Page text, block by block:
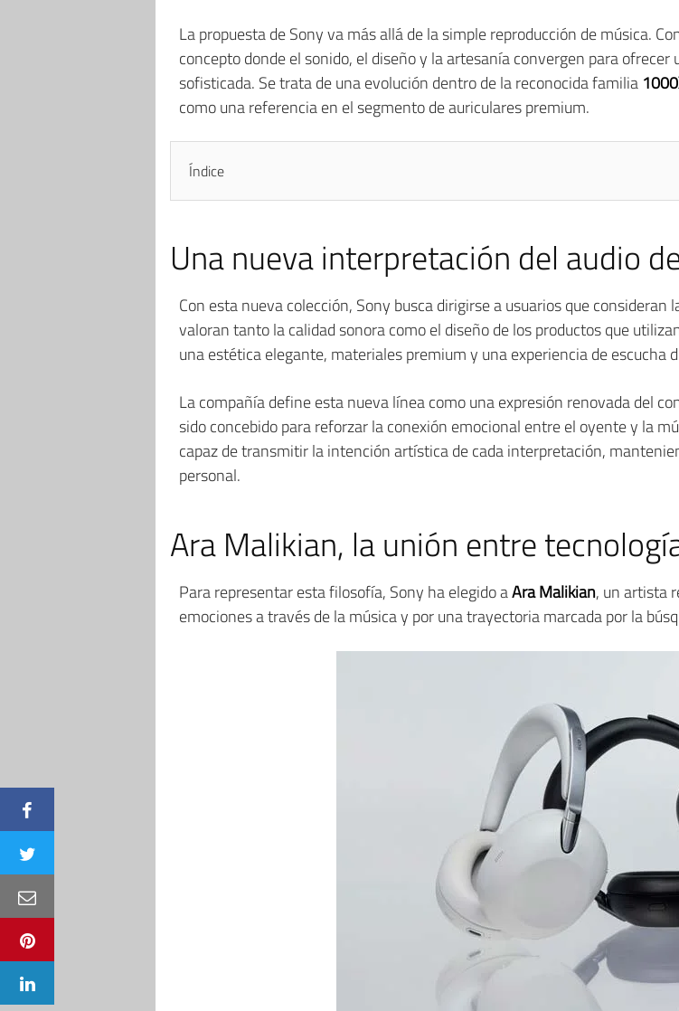
La propuesta de Sony va más allá de la simple reproducción de música.
concepto donde el sonido, el diseño y la artesanía convergen para
sofisticada. Se trata de una evolución dentro de la reconocida familia
como una referencia en el segmento de auriculares premium.
Índice
Una nueva interpretación del audio
Con esta nueva colección, Sony busca dirigirse a usuarios que
valoran tanto la calidad sonora como el diseño de los productos que
una estética elegante, materiales premium y una experiencia de escucha
La compañía define esta nueva línea como una expresión renovada del
sido concebido para reforzar la conexión emocional entre el oyente y la
capaz de transmitir la intención artística de cada interpretación,
personal.
Ara Malikian, la unión entre
Para representar esta filosofía, Sony ha elegido aAra Malikian, un artista
emociones a través de la música y por una trayectoria marcada por la